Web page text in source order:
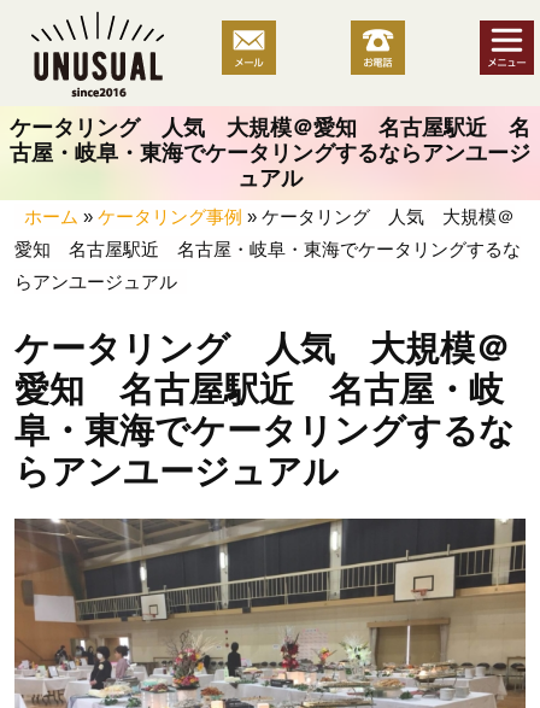
ツ
へ
ッ
ケータリング 人気 大規模＠愛知 名古屋駅近 名
古屋・岐阜・東海でケータリングするならアンユージ
ュアル
ホーム » ケータリング事例 » ケータリング 人気 大規模＠
愛知 名古屋駅近 名古屋・岐阜・東海でケータリングするな
らアンユージュアル
ケータリング 人気 大規模＠
愛知 名古屋駅近 名古屋・岐
阜・東海でケータリングするな
らアンユージュアル